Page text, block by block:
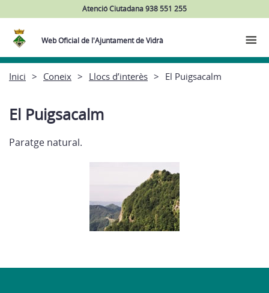
Atenció Ciutadana 938 551 255
Web Oficial de l'Ajuntament de Vidrà
Inici Coneix Llocs d’interès El Puigsacalm
El Puigsacalm
Paratge natural.